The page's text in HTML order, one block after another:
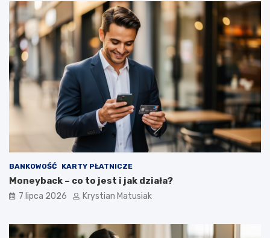
BANKOWOŚĆ KARTY PŁATNICZE
Moneyback – co to jest i jak działa?
7 lipca 2026 Krystian Matusiak